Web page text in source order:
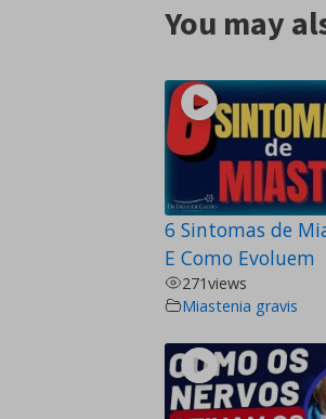
You may
6 Sintomas de
E Como Evoluem
271views
Miastenia gravis